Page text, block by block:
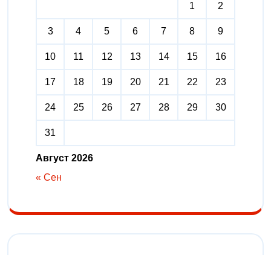
Август 2026
1 2
3 4 5 6 7 8 9
10 11 12 13 14 15 16
17 18 19 20 21 22 23
24 25 26 27 28 29 30
31
« Сен